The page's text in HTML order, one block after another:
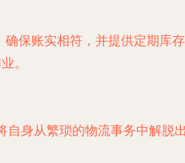
保账实相符，并提供定期库存
。
身从繁琐的物流事务中解脱